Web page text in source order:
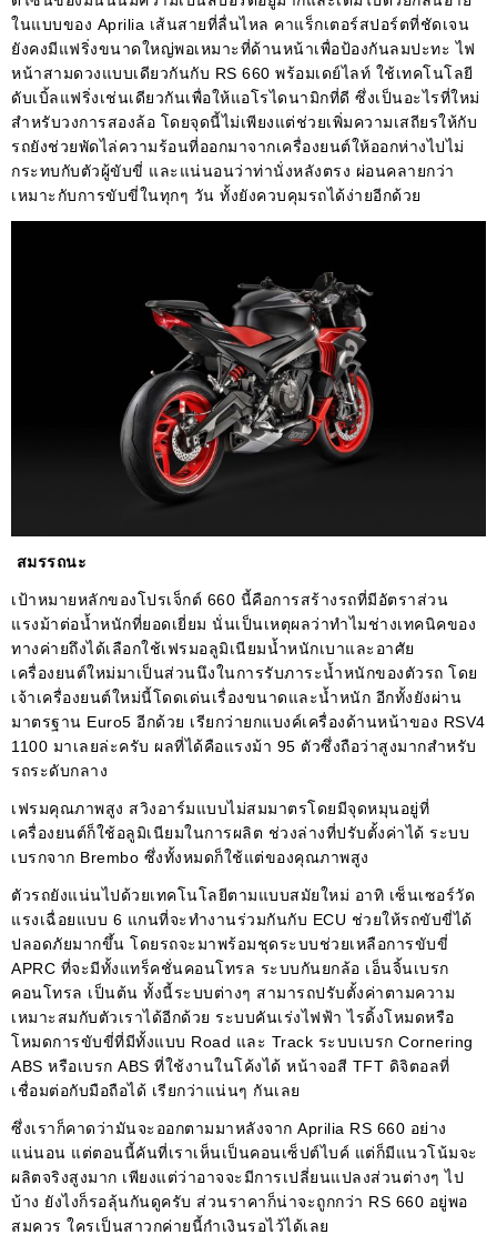
ในแบบของ Aprilia เส้นสายที่ลื่นไหล คาแร็กเตอร์สปอร์ตที่ชัดเจน
ยังคงมีแฟริ่งขนาดใหญ่พอเหมาะที่ด้านหน้าเพื่อป้องกันลมปะทะ ไฟ
หน้าสามดวงแบบเดียวกันกับ RS 660 พร้อมเดย์ไลท์ ใช้เทคโนโลยี
ดับเบิ้ลแฟริ่งเช่นเดียวกันเพื่อให้แอโรไดนามิกที่ดี ซึ่งเป็นอะไรที่ใหม่
สำหรับวงการสองล้อ โดยจุดนี้ไม่เพียงแต่ช่วยเพิ่มความเสถียรให้กับ
รถยังช่วยพัดไล่ความร้อนที่ออกมาจากเครื่องยนต์ให้ออกห่างไปไม่
กระทบกับตัวผู้ขับขี่ และแน่นอนว่าท่านั่งหลังตรง ผ่อนคลายกว่า
เหมาะกับการขับขี่ในทุกๆ วัน ทั้งยังควบคุมรถได้ง่ายอีกด้วย
สมรรถนะ
เป้าหมายหลักของโปรเจ็กต์ 660 นี้คือการสร้างรถที่มีอัตราส่วน
แรงม้าต่อน้ำหนักที่ยอดเยี่ยม นั่นเป็นเหตุผลว่าทำไมช่างเทคนิคของ
ทางค่ายถึงได้เลือกใช้เฟรมอลูมิเนียมน้ำหนักเบาและอาศัย
เครื่องยนต์ใหม่มาเป็นส่วนนึงในการรับภาระน้ำหนักของตัวรถ โดย
เจ้าเครื่องยนต์ใหม่นี้โดดเด่นเรื่องขนาดและน้ำหนัก อีกทั้งยังผ่าน
มาตรฐาน Euro5 อีกด้วย เรียกว่ายกแบงค์เครื่องด้านหน้าของ RSV4
1100 มาเลยล่ะครับ ผลที่ได้คือแรงม้า 95 ตัวซึ่งถือว่าสูงมากสำหรับ
รถระดับกลาง
เฟรมคุณภาพสูง สวิงอาร์มแบบไม่สมมาตรโดยมีจุดหมุนอยู่ที่
เครื่องยนต์ก็ใช้อลูมิเนียมในการผลิต ช่วงล่างที่ปรับตั้งค่าได้ ระบบ
เบรกจาก Brembo ซึ่งทั้งหมดก็ใช้แต่ของคุณภาพสูง
ตัวรถยังแน่นไปด้วยเทคโนโลยีตามแบบสมัยใหม่ อาทิ เซ็นเซอร์วัด
แรงเฉื่อยแบบ 6 แกนที่จะทำงานร่วมกันกับ ECU ช่วยให้รถขับขี่ได้
ปลอดภัยมากขึ้น โดยรถจะมาพร้อมชุดระบบช่วยเหลือการขับขี่
APRC ที่จะมีทั้งแทร็คชั่นคอนโทรล ระบบกันยกล้อ เอ็นจิ้นเบรก
คอนโทรล เป็นต้น ทั้งนี้ระบบต่างๆ สามารถปรับตั้งค่าตามความ
เหมาะสมกับตัวเราได้อีกด้วย ระบบคันเร่งไฟฟ้า ไรดิ้งโหมดหรือ
โหมดการขับขี่ที่มีทั้งแบบ Road และ Track ระบบเบรก Cornering
ABS หรือเบรก ABS ที่ใช้งานในโค้งได้ หน้าจอสี TFT ดิจิตอลที่
เชื่อมต่อกับมือถือได้ เรียกว่าแน่นๆ กันเลย
ซึ่งเราก็คาดว่ามันจะออกตามมาหลังจาก Aprilia RS 660 อย่าง
แน่นอน แต่ตอนนี้คันที่เราเห็นเป็นคอนเซ็ปต์ไบค์ แต่ก็มีแนวโน้มจะ
ผลิตจริงสูงมาก เพียงแต่ว่าอาจจะมีการเปลี่ยนแปลงส่วนต่างๆ ไป
บ้าง ยังไงก็รอลุ้นกันดูครับ ส่วนราคาก็น่าจะถูกกว่า RS 660 อยู่พอ
สมควร ใครเป็นสาวกค่ายนี้กำเงินรอไว้ได้เลย